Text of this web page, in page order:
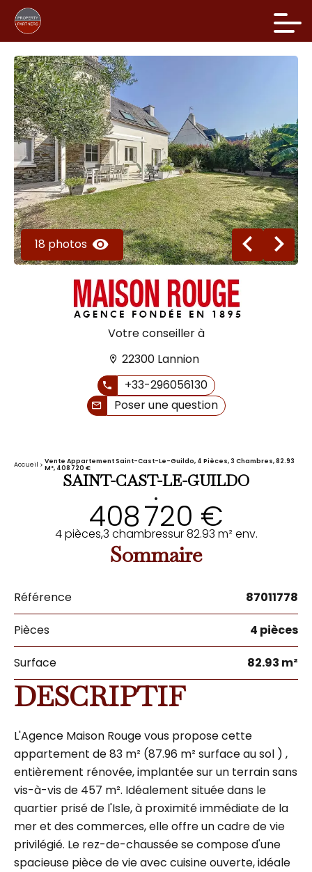
18 photos
Votre conseiller à
22300 Lannion
+33-296056130
Poser une question
Accueil
Vente Appartement Saint-Cast-Le-Guildo, 4 Pièces, 3 Chambres, 82.93
M², 408 720 €
SAINT-CAST-LE-GUILDO
•
408 720 €
4 pièces,3 chambressur 82.93 m² env.
Sommaire
Référence 87011778
Pièces 4 pièces
Surface 82.93 m²
DESCRIPTIF
L'Agence Maison Rouge vous propose cette
appartement de 83 m² (87.96 m² surface au sol ) ,
entièrement rénovée, implantée sur un terrain sans
vis-à-vis de 457 m². Idéalement située dans le
quartier prisé de l'Isle, à proximité immédiate de la
mer et des commerces, elle offre un cadre de vie
privilégié. Le rez-de-chaussée se compose d'une
spacieuse pièce de vie avec cuisine ouverte, idéale